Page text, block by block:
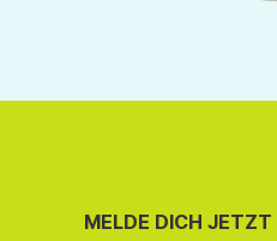
MELDE DICH JETZT